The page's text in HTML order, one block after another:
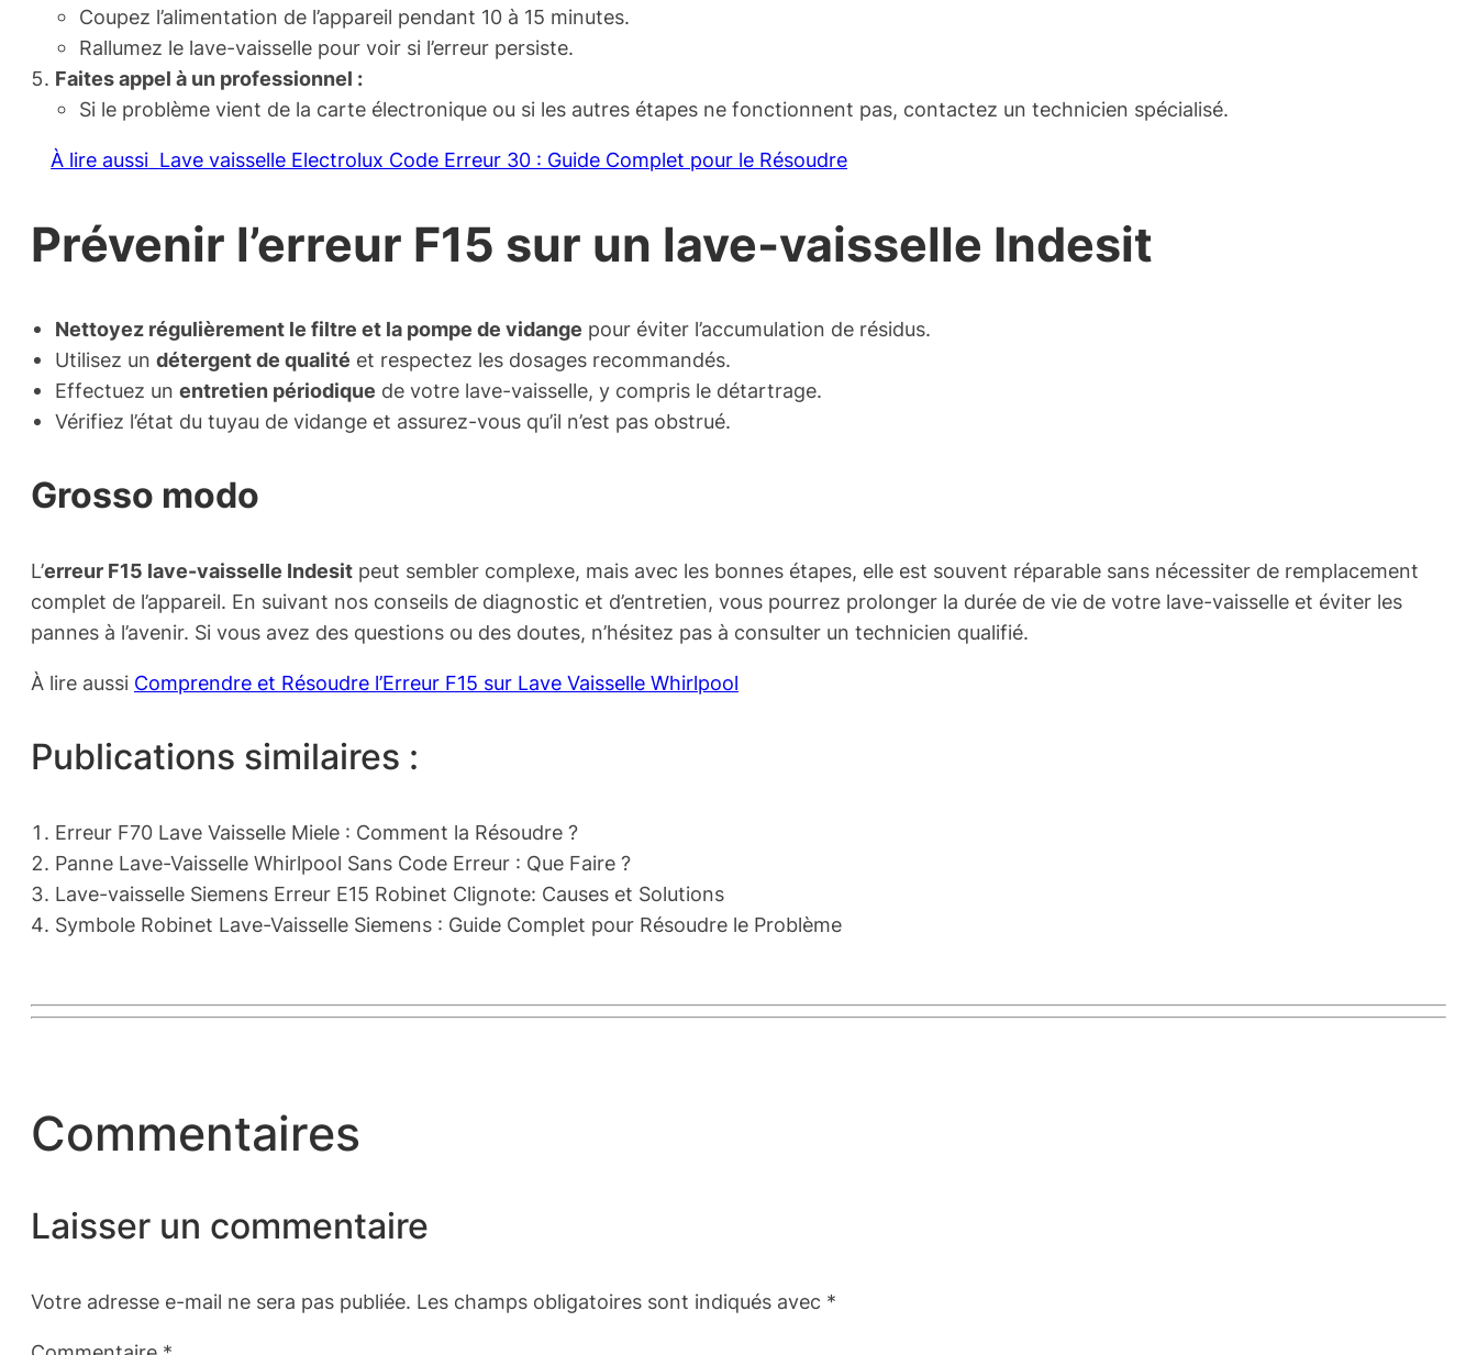
Coupez l’alimentation de l’appareil pendant 10 à 15 minutes.
Rallumez le lave-vaisselle pour voir si l’erreur persiste.
Faites appel à un professionnel :
Si le problème vient de la carte électronique ou si les autres étapes ne fonctionnent pas, contactez un technicien spécialisé.
À lire aussi Lave vaisselle Electrolux Code Erreur 30 : Guide Complet pour le Résoudre
Prévenir l’erreur F15 sur un lave-vaisselle Indesit
Nettoyez régulièrement le filtre et la pompe de vidange pour éviter l’accumulation de résidus.
Utilisez un détergent de qualité et respectez les dosages recommandés.
Effectuez un entretien périodique de votre lave-vaisselle, y compris le détartrage.
Vérifiez l’état du tuyau de vidange et assurez-vous qu’il n’est pas obstrué.
Grosso modo
L’erreur F15 lave-vaisselle Indesit peut sembler complexe, mais avec les bonnes étapes, elle est souvent réparable sans nécessiter de remplacement
complet de l’appareil. En suivant nos conseils de diagnostic et d’entretien, vous pourrez prolonger la durée de vie de votre lave-vaisselle et éviter les
pannes à l’avenir. Si vous avez des questions ou des doutes, n’hésitez pas à consulter un technicien qualifié.
À lire aussi Comprendre et Résoudre l’Erreur F15 sur Lave Vaisselle Whirlpool
Publications similaires :
Erreur F70 Lave Vaisselle Miele : Comment la Résoudre ?
Panne Lave-Vaisselle Whirlpool Sans Code Erreur : Que Faire ?
Lave-vaisselle Siemens Erreur E15 Robinet Clignote: Causes et Solutions
Symbole Robinet Lave-Vaisselle Siemens : Guide Complet pour Résoudre le Problème
Commentaires
Laisser un commentaire
Votre adresse e-mail ne sera pas publiée. Les champs obligatoires sont indiqués avec *